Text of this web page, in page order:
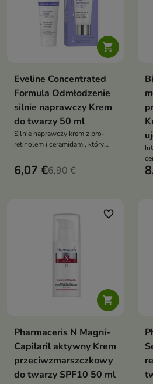

Eveline Concentrated
Formula Odmłodzenie
silnie naprawczy Krem
do twarzy 50 ml
Silnie naprawczy krem z pro-
retinolem i ceramidami, który
skórę dojrzałą, redukuje
zmarszczki, poprawia napięcie
6,07 €6,90 €

favorite_border
Pharmaceris N Magni-
Capilaril aktywny Krem
przeciwzmarszczkowy
do twarzy SPF10 50 ml